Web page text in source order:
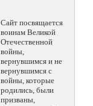
Сайт посвящается
воинам Великой
Отечественной
войны,
вернувшимся и не
вернувшимся с
войны, которые
родились, были
призваны,